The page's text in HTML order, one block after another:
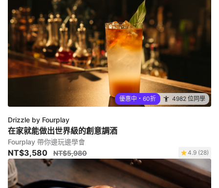
優惠中・60折 4982 位同學
Drizzle by Fourplay
在家就能做出世界級的創意調酒
Fourplay 帶你邊玩邊學會
NT$3,580 NT$5,980 4.9 (28)